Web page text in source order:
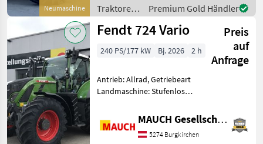
Neumaschine
automatisch,
Kreuzsteuerhebel:
elektrisch, Oberlenker
hinten: hydraulis
Traktoren
/ Fendt
Premium Gold Händler
Fendt 724 Vario
Preis
auf
Anfrage
240 PS/177 kW Bj. 2026 2 h
Antrieb: Allrad, Getriebeart
Landmaschine: Stufenloses
Zapfwellendrehzahl:
540/540E/1000,
Höchstgeschwindigkeit in
MAUCH Gesellschaft m.b.H. & Co.KG
5274 Burgkirchen